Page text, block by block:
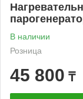
В наличии
Розница
45 800 ₸